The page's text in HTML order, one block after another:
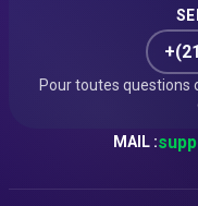
Pour toutes questions
MAIL :